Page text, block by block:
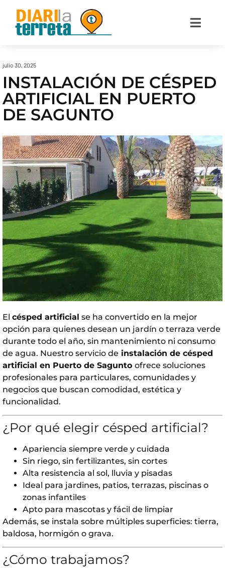
julio 30, 2025
INSTALACIÓN DE CÉSPED
ARTIFICIAL EN PUERTO
DE SAGUNTO
El césped artificial se ha convertido en la mejor
opción para quienes desean un jardín o terraza verde
durante todo el año, sin mantenimiento ni consumo
de agua. Nuestro servicio de instalación de césped
artificial en Puerto de Sagunto ofrece soluciones
profesionales para particulares, comunidades y
negocios que buscan comodidad, estética y
funcionalidad.
¿Por qué elegir césped artificial?
Apariencia siempre verde y cuidada
Sin riego, sin fertilizantes, sin cortes
Alta resistencia al sol, lluvia y pisadas
Ideal para jardines, patios, terrazas, piscinas o
zonas infantiles
Apto para mascotas y fácil de limpiar
Además, se instala sobre múltiples superficies: tierra,
baldosa, hormigón o grava.
¿Cómo trabajamos?